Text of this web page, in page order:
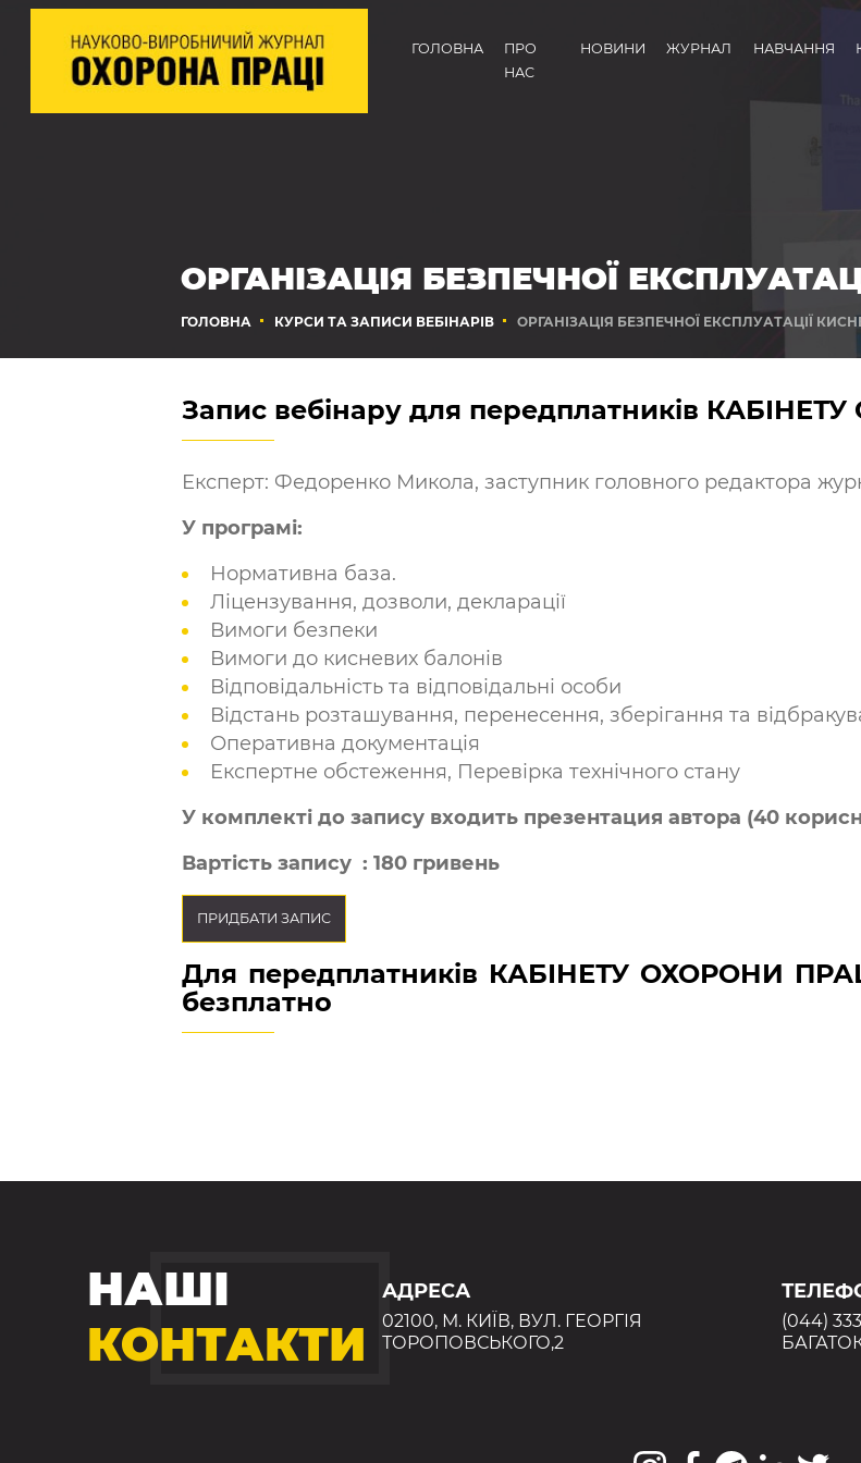
ГОЛОВНА
ПРО
НАС
НОВИНИ ЖУРНАЛ НАВЧАННЯ
ОРГАНІЗАЦІЯ БЕЗПЕЧНОЇ
ГОЛОВНА КУРСИ ТА ЗАПИСИ ВЕБІНАРІВ ОРГАНІЗАЦІЯ БЕЗПЕЧНОЇ ЕКСПЛУАТАЦІЇ
Запис вебінару для передплатників
Експерт: Федоренко Микола, заступник головного редактора
У програмі:
Нормативна база.
Ліцензування, дозволи, декларації
Вимоги безпеки
Вимоги до кисневих балонів
Відповідальність та відповідальні особи
Відстань розташування, перенесення, зберігання та
Оперативна документація
Експертне обстеження, Перевірка технічного стану
У комплекті до запису входить презентация автора (40
Вартість запису : 180 гривень
ПРИДБАТИ ЗАПИС
Для передплатників КАБІНЕТУ ОХОРОНИ
безплатно
НАШІ
КОНТАКТИ
АДРЕСА
02100, М. КИЇВ, ВУЛ. ГЕОРГІЯ
ТОРОПОВСЬКОГО,2
(044)